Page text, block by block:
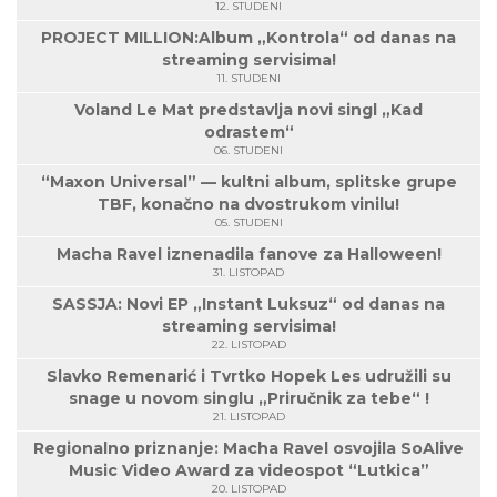
12. STUDENI
PROJECT MILLION:Album „Kontrola“ od danas na
streaming servisima!
11. STUDENI
Voland Le Mat predstavlja novi singl „Kad
odrastem“
06. STUDENI
“Maxon Universal” — kultni album, splitske grupe
TBF, konačno na dvostrukom vinilu!
05. STUDENI
Macha Ravel iznenadila fanove za Halloween!
31. LISTOPAD
SASSJA: Novi EP „Instant Luksuz“ od danas na
streaming servisima!
22. LISTOPAD
Slavko Remenarić i Tvrtko Hopek Les udružili su
snage u novom singlu „Priručnik za tebe“ !
21. LISTOPAD
Regionalno priznanje: Macha Ravel osvojila SoAlive
Music Video Award za videospot “Lutkica”
20. LISTOPAD